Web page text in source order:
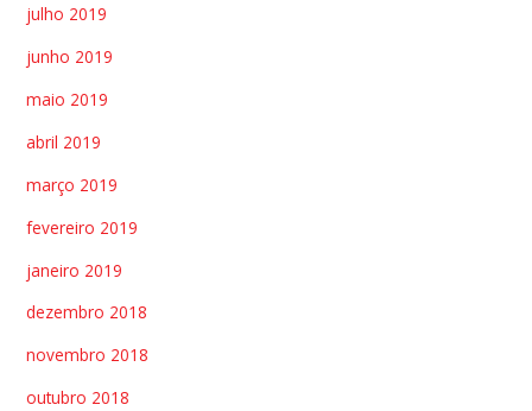
julho 2019
junho 2019
maio 2019
abril 2019
março 2019
fevereiro 2019
janeiro 2019
dezembro 2018
novembro 2018
outubro 2018